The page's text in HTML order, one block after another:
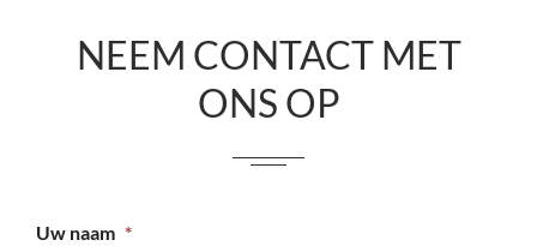
NEEM CONTACT MET
ONS OP
Uw naam *